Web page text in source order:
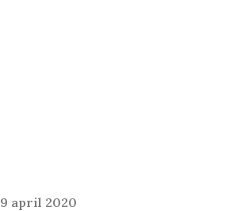
9 april 2020